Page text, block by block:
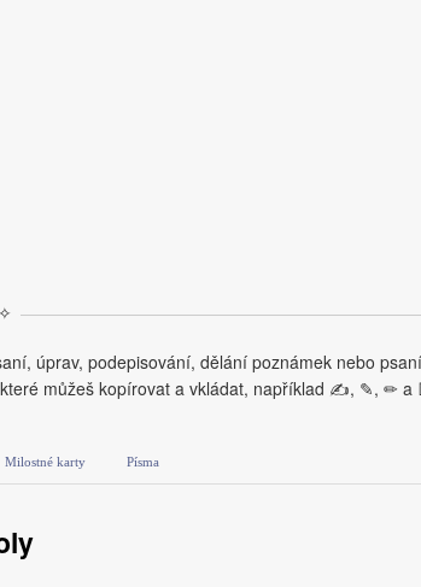
✧
úprav, podepisování, dělání poznámek nebo
můžeš kopírovat a vkládat, například ✍, ✎, ✏ a
Milostné karty Písma